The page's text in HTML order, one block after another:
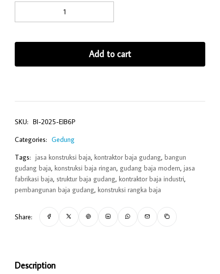
Add to cart
SKU: BI-2025-EIB6P
Categories: Gedung
Tags: jasa konstruksi baja, kontraktor baja gudang, bangun
gudang baja, konstruksi baja ringan, gudang baja modern, jasa
fabrikasi baja, struktur baja gudang, kontraktor baja industri,
pembangunan baja gudang, konstruksi rangka baja
Share:
Description